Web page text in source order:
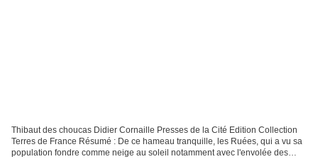
Thibaut des choucas Didier Cornaille Presses de la Cité Edition Collection
Terres de France Résumé : De ce hameau tranquille, les Ruées, qui a vu sa
population fondre comme neige au soleil notamment avec l'envolée des